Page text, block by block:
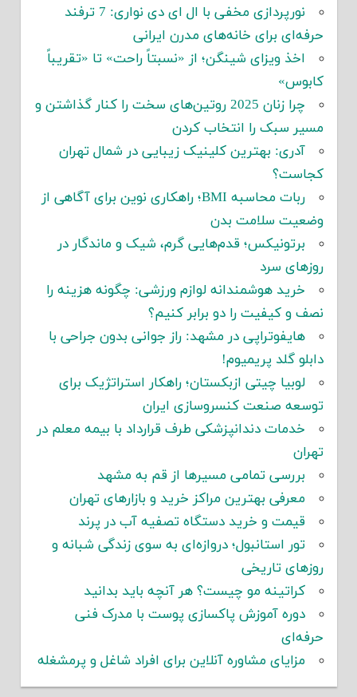
نورپردازی مخفی با ال ای دی نواری: 7 ترفند
حرفه‌ای برای خانه‌های مدرن ایرانی
اخذ ویزای شینگن؛ از «نسبتاً راحت» تا «تقریباً
کابوس»
چرا زنان 2025 روتین‌های سخت را کنار گذاشتن و
مسیر سبک را انتخاب کردن
آدری: بهترین کلینیک زیبایی در شمال تهران
کجاست؟
ربات محاسبه BMI؛ راهکاری نوین برای آگاهی از
وضعیت سلامت بدن
برتونیکس؛ قدم‌هایی گرم، شیک و ماندگار در
روزهای سرد
خرید هوشمندانه لوازم ورزشی: چگونه هزینه را
نصف و کیفیت را دو برابر کنیم؟
هایفوتراپی در مشهد: راز جوانی بدون جراحی با
دابلو گلد پریمیوم!
لوبیا چیتی ازبکستان؛ راهکار استراتژیک برای
توسعه صنعت کنسروسازی ایران
خدمات دندانپزشکی طرف قرارداد با بیمه معلم در
تهران
بررسی تمامی مسیرها از قم به مشهد
معرفی بهترین مراکز خرید و بازارهای تهران
قیمت و خرید دستگاه تصفیه آب در پرند
تور استانبول؛ دروازه‌ای به سوی زندگی شبانه و
روزهای تاریخی
کراتینه مو چیست؟ هر آنچه باید بدانید
دوره آموزش پاکسازی پوست با مدرک فنی
حرفه‌ای
مزایای مشاوره آنلاین برای افراد شاغل و پرمشغله